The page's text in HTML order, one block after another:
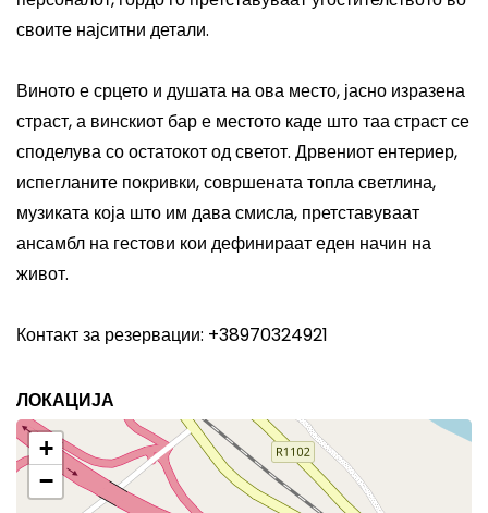
своите најситни детали.
Виното е срцето и душата на ова место, јасно изразена
страст, а винскиот бар е местото каде што таа страст се
споделува со остатокот од светот. Дрвениот ентериер,
испегланите покривки, совршената топла светлина,
музиката која што им дава смисла, претставуваат
ансамбл на гестови кои дефинираат еден начин на
живот.
Контакт за резервации: +38970324921
ЛОКАЦИЈА
+
−